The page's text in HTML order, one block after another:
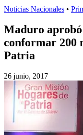
Noticias Nacionales •
Maduro
conformar 200
Patria
26 junio, 2017